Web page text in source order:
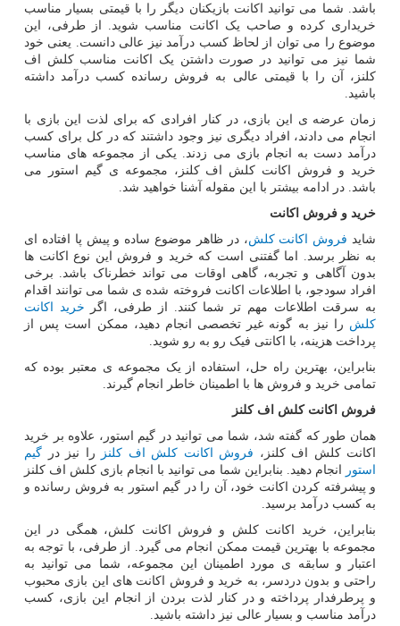
باشد. شما می توانید اکانت بازیکنان دیگر را با قیمتی بسیار مناسب
خریداری کرده و صاحب یک اکانت مناسب شوید. از طرفی، این
موضوع را می توان از لحاظ کسب درآمد نیز عالی دانست. یعنی خود
شما نیز می توانید در صورت داشتن یک اکانت مناسب کلش اف
کلنز، آن را با قیمتی عالی به فروش رسانده کسب درآمد داشته
باشید.
زمان عرضه ی این بازی، در کنار افرادی که برای لذت این بازی با
انجام می دادند، افراد دیگری نیز وجود داشتند که در کل برای کسب
درآمد دست به انجام بازی می زدند. یکی از مجموعه های مناسب
خرید و فروش اکانت کلش اف کلنز، مجموعه ی گیم استور می
باشد. در ادامه بیشتر با این مقوله آشنا خواهید شد.
خرید و فروش اکانت
شاید فروش اکانت کلش، در ظاهر موضوع ساده و پیش پا افتاده ای
به نظر برسد. اما گفتنی است که خرید و فروش این نوع اکانت ها
بدون آگاهی و تجربه، گاهی اوقات می تواند خطرناک باشد. برخی
افراد سودجو، با اطلاعات اکانت فروخته شده ی شما می توانند اقدام
به سرقت اطلاعات مهم تر شما کنند. از طرفی، اگر خرید اکانت
کلش را نیز به گونه غیر تخصصی انجام دهید، ممکن است پس از
پرداخت هزینه، با اکانتی فیک رو به رو شوید.
بنابراین، بهترین راه حل، استفاده از یک مجموعه ی معتبر بوده که
تمامی خرید و فروش ها با اطمینان خاطر انجام گیرند.
فروش اکانت کلش اف کلنز
همان طور که گفته شد، شما می توانید در گیم استور، علاوه بر خرید
اکانت کلش اف کلنز، فروش اکانت کلش اف کلنز را نیز در گیم
استور
انجام دهید. بنابراین شما می توانید با انجام بازی کلش اف کلنز
و پیشرفته کردن اکانت خود، آن را در گیم استور به فروش رسانده و
به کسب درآمد برسید.
بنابراین، خرید اکانت کلش و فروش اکانت کلش، همگی در این
مجموعه با بهترین قیمت ممکن انجام می گیرد. از طرفی، با توجه به
اعتبار و سابقه ی مورد اطمینان این مجموعه، شما می توانید به
راحتی و بدون دردسر، به خرید و فروش اکانت های این بازی محبوب
و پرطرفدار پرداخته و در کنار لذت بردن از انجام این بازی، کسب
درآمد مناسب و بسیار عالی نیز داشته باشید.